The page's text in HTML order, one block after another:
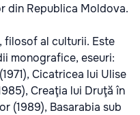
din Republica Moldova.
al culturii. Este
monografice, eseuri:
Cicatricea lui Ulise
Creaţia lui Druţă în
(1989), Basarabia sub